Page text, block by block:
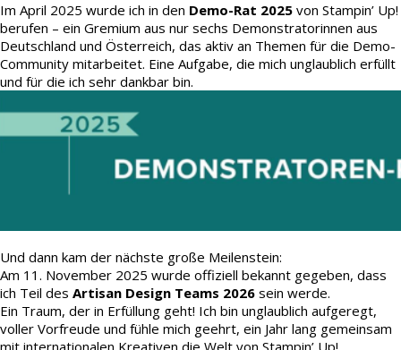
Im April 2025 wurde ich in den Demo-Rat 2025 von Stampin’ Up!
berufen – ein Gremium aus nur sechs Demonstratorinnen aus
Deutschland und Österreich, das aktiv an Themen für die Demo-
Community mitarbeitet. Eine Aufgabe, die mich unglaublich erfüllt
und für die ich sehr dankbar bin.
Und dann kam der nächste große Meilenstein:
Am 11. November 2025 wurde offiziell bekannt gegeben, dass
ich Teil des Artisan Design Teams 2026 sein werde.
Ein Traum, der in Erfüllung geht! Ich bin unglaublich aufgeregt,
voller Vorfreude und fühle mich geehrt, ein Jahr lang gemeinsam